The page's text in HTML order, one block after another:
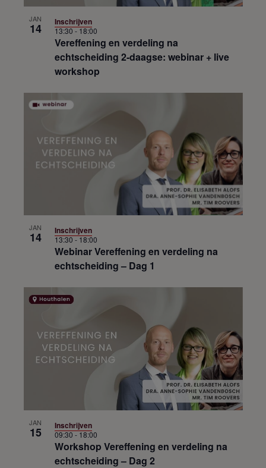
JAN
14
Vereffening en verdeling na
echtscheiding 2-daagse: webinar + live
workshop
13:30-18:00
Inschrijven
JAN
14
Webinar Vereffening en verdeling na
echtscheiding – Dag 1
13:30-18:00
Inschrijven
JAN
15
Workshop Vereffening en verdeling na
echtscheiding – Dag 2
09:30-18:00
Inschrijven